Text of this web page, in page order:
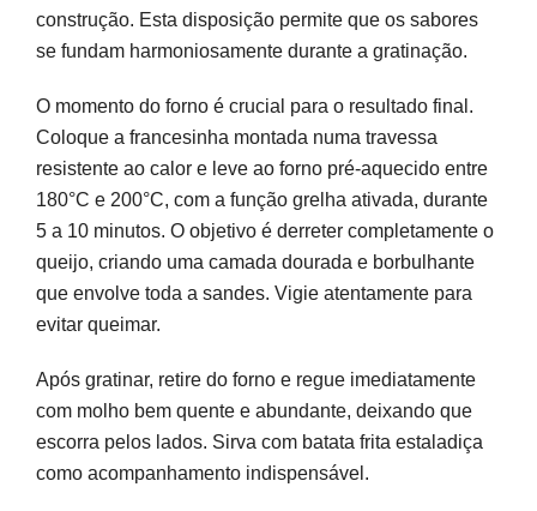
construção. Esta disposição permite que os sabores
se fundam harmoniosamente durante a gratinação.
O momento do forno é crucial para o resultado final.
Coloque a francesinha montada numa travessa
resistente ao calor e leve ao forno pré-aquecido entre
180°C e 200°C, com a função grelha ativada, durante
5 a 10 minutos. O objetivo é derreter completamente o
queijo, criando uma camada dourada e borbulhante
que envolve toda a sandes. Vigie atentamente para
evitar queimar.
Após gratinar, retire do forno e regue imediatamente
com molho bem quente e abundante, deixando que
escorra pelos lados. Sirva com batata frita estaladiça
como acompanhamento indispensável.